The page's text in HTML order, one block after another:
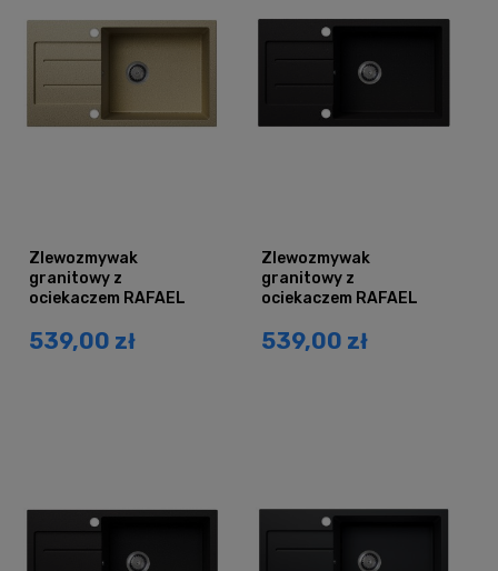
Zlewozmywak
granitowy z
ociekaczem RAFAEL
539,00 zł
Zlewozmywak
granitowy z
ociekaczem RAFAEL
539,00 zł